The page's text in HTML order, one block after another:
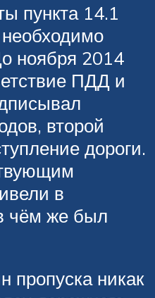
пункта 14.1
ноября 2014
ПДД и
второй
дороги.
в
чём же был
пропуска никак